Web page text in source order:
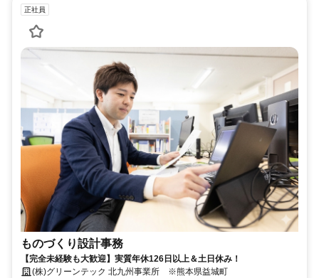
正社員
ものづくり設計事務
【完全未経験も大歓迎】実質年休126日以上＆土日休み！
(株)グリーンテック 北九州事業所 ※熊本県益城町